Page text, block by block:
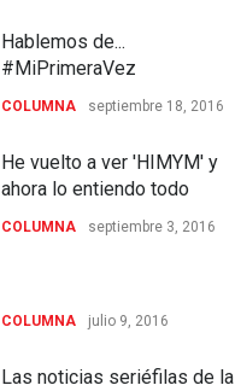
Hablemos de...
#MiPrimeraVez
COLUMNA septiembre 18, 2016
He vuelto a ver 'HIMYM' y
ahora lo entiendo todo
COLUMNA septiembre 3, 2016
COLUMNA julio 9, 2016
Las noticias seriéfilas de la